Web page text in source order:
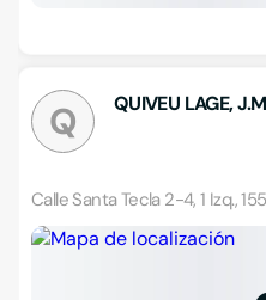
Q QUIVEU LAGE,
Calle Santa Tecla 2-4, 1 Izq.,